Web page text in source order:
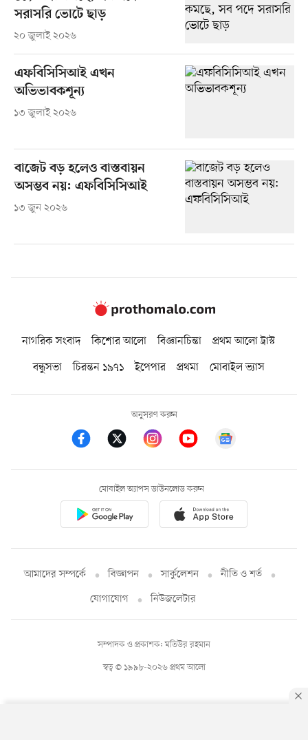
সরাসরি ভোটে ছাড়
২০ জুলাই ২০২৬
এফবিসিসিআই এখন
অভিভাবকশূন্য
১৩ জুলাই ২০২৬
বাজেট বড় হলেও বাস্তবায়ন
অসম্ভব নয়: এফবিসিসিআই
১৩ জুন ২০২৬
নাগরিক সংবাদ কিশোর আলো বিজ্ঞানচিন্তা
প্রথম আলো ট্রাস্ট
বন্ধুসভা
চিরন্তন ১৯৭১ ইপেপার প্রথমা মোবাইল ভ্যাস
অনুসরণ করুন
মোবাইল অ্যাপস ডাউনলোড করুন
আমাদের সম্পর্কে বিজ্ঞাপন সার্কুলেশন
নীতি ও শর্ত
যোগাযোগ
নিউজলেটার
স্বত্ব © ১৯৯৮-২০২৬ প্রথম আলো
সম্পাদক ও প্রকাশক: মতিউর রহমান